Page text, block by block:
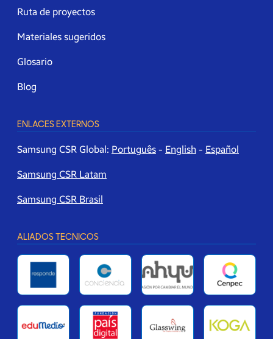
Ruta de proyectos
Materiales sugeridos
Glosario
Blog
ENLACES EXTERNOS
Samsung CSR Global: Português - English - Español
Samsung CSR Latam
Samsung CSR Brasil
ALIADOS TECNICOS